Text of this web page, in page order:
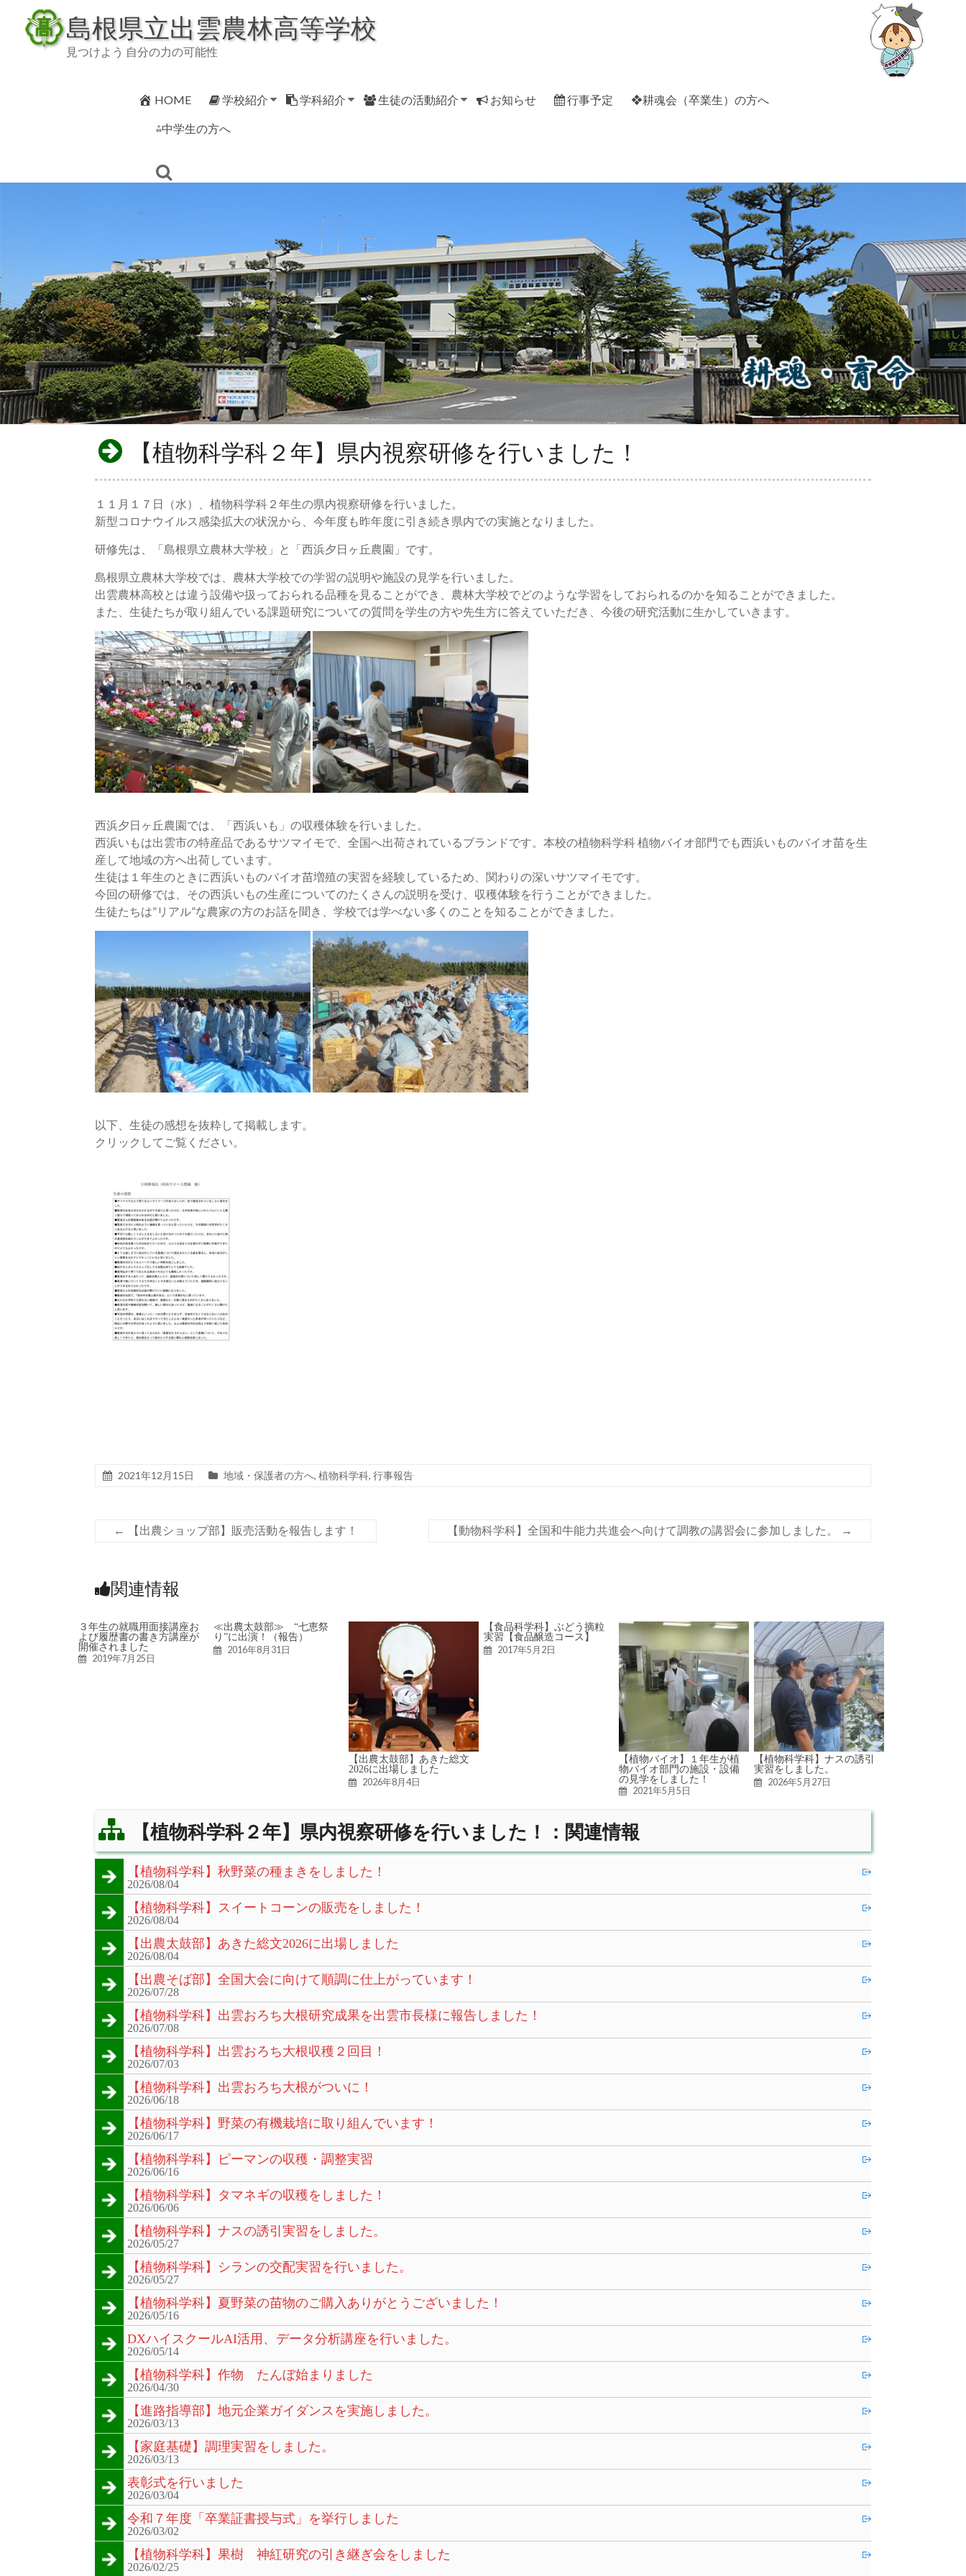
content
島根県立出雲農林高等学校
見つけよう 自分の力の可能性
HOME 学校紹介 学科紹介 生徒の活動紹介 お知らせ 行事予定 ❖耕魂会（卒業生）の方へ
⁂中学生の方へ
【植物科学科２年】県内視察研修を行いました！
１１月１７日（水）、植物科学科２年生の県内視察研修を行いました。
新型コロナウイルス感染拡大の状況から、今年度も昨年度に引き続き県内での実施となりました。
研修先は、「島根県立農林大学校」と「西浜夕日ヶ丘農園」です。
島根県立農林大学校では、農林大学校での学習の説明や施設の見学を行いました。
出雲農林高校とは違う設備や扱っておられる品種を見ることができ、農林大学校でどのような学習をしておられるのかを知ることができました。
また、生徒たちが取り組んでいる課題研究についての質問を学生の方や先生方に答えていただき、今後の研究活動に生かしていきます。
西浜夕日ヶ丘農園では、「西浜いも」の収穫体験を行いました。
西浜いもは出雲市の特産品であるサツマイモで、全国へ出荷されているブランドです。本校の植物科学科 植物バイオ部門でも西浜いものバイオ苗を生
産して地域の方へ出荷しています。
生徒は１年生のときに西浜いものバイオ苗増殖の実習を経験しているため、関わりの深いサツマイモです。
今回の研修では、その西浜いもの生産についてのたくさんの説明を受け、収穫体験を行うことができました。
生徒たちは”リアル”な農家の方のお話を聞き、学校では学べない多くのことを知ることができました。
以下、生徒の感想を抜粋して掲載します。
クリックしてご覧ください。
2021年12月15日 地域・保護者の方へ, 植物科学科, 行事報告
← 【出農ショップ部】販売活動を報告します！ 【動物科学科】全国和牛能力共進会へ向けて調教の講習会に参加しました。 →
関連情報
３年生の就職用面接講座お
よび履歴書の書き方講座が
開催されました
2019年7月25日
≪出農太鼓部≫ “七恵祭
り”に出演！（報告）
2016年8月31日
【出農太鼓部】あきた総文
2026に出場しました
2026年8月4日
【食品科学科】ぶどう摘粒
実習【食品醸造コース】
2017年5月2日
【植物バイオ】１年生が植
物バイオ部門の施設・設備
の見学をしました！
2021年5月5日
【植物科学科】ナスの誘引
実習をしました。
2026年5月27日
【植物科学科２年】県内視察研修を行いました！：関連情報
【植物科学科】秋野菜の種まきをしました！
2026/08/04
【植物科学科】スイートコーンの販売をしました！
2026/08/04
【出農太鼓部】あきた総文2026に出場しました
2026/08/04
【出農そば部】全国大会に向けて順調に仕上がっています！
2026/07/28
【植物科学科】出雲おろち大根研究成果を出雲市長様に報告しました！
2026/07/08
【植物科学科】出雲おろち大根収穫２回目！
2026/07/03
【植物科学科】出雲おろち大根がついに！
2026/06/18
【植物科学科】野菜の有機栽培に取り組んでいます！
2026/06/17
【植物科学科】ピーマンの収穫・調整実習
2026/06/16
【植物科学科】タマネギの収穫をしました！
2026/06/06
【植物科学科】ナスの誘引実習をしました。
2026/05/27
【植物科学科】シランの交配実習を行いました。
2026/05/27
【植物科学科】夏野菜の苗物のご購入ありがとうございました！
2026/05/16
DXハイスクールAI活用、データ分析講座を行いました。
2026/05/14
【植物科学科】作物 たんぼ始まりました
2026/04/30
【進路指導部】地元企業ガイダンスを実施しました。
2026/03/13
【家庭基礎】調理実習をしました。
2026/03/13
表彰式を行いました
2026/03/04
令和７年度「卒業証書授与式」を挙行しました
2026/03/02
【植物科学科】果樹 神紅研究の引き継ぎ会をしました
2026/02/25